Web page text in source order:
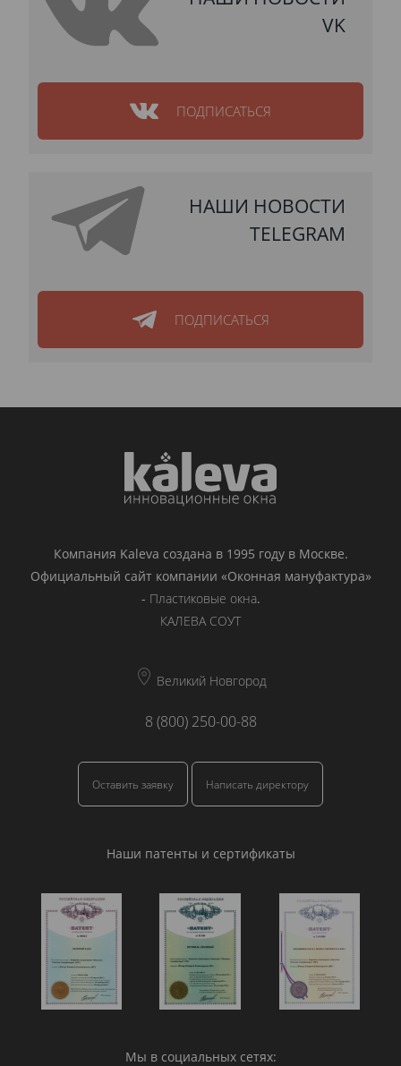
VK
ПОДПИСАТЬСЯ
НАШИ НОВОСТИ
TELEGRAM
ПОДПИСАТЬСЯ
Компания Kaleva создана в 1995 году в Москве.
Официальный сайт компании «Оконная мануфактура»
- Пластиковые окна.
КАЛЕВА СОУТ
Великий Новгород
8 (800) 250-00-88
Оставить заявку Написать директору
Наши патенты и сертификаты
Мы в социальных сетях: